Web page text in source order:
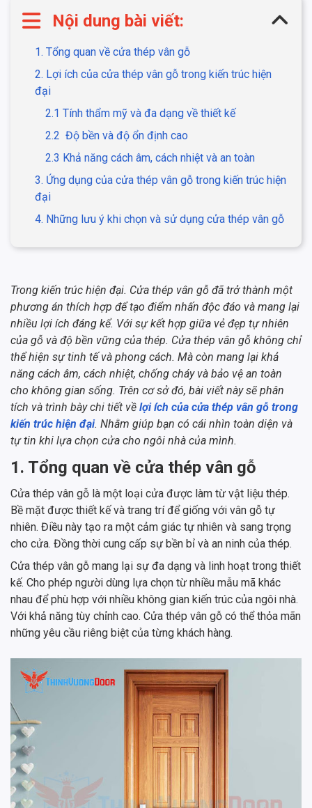
Nội dung bài viết:
1. Tổng quan về cửa thép vân gỗ
2. Lợi ích của cửa thép vân gỗ trong kiến trúc hiện
đại
2.1 Tính thẩm mỹ và đa dạng về thiết kế
2.2 Độ bền và độ ổn định cao
2.3 Khả năng cách âm, cách nhiệt và an toàn
3. Ứng dụng của cửa thép vân gỗ trong kiến trúc hiện
đại
4. Những lưu ý khi chọn và sử dụng cửa thép vân gỗ
Trong kiến trúc hiện đại. Cửa thép vân gỗ đã trở thành một
phương án thích hợp để tạo điểm nhấn độc đáo và mang lại
nhiều lợi ích đáng kể. Với sự kết hợp giữa vẻ đẹp tự nhiên
của gỗ và độ bền vững của thép. Cửa thép vân gỗ không chỉ
thể hiện sự tinh tế và phong cách. Mà còn mang lại khả
năng cách âm, cách nhiệt, chống cháy và bảo vệ an toàn
cho không gian sống. Trên cơ sở đó, bài viết này sẽ phân
tích và trình bày chi tiết về lợi ích của cửa thép vân gỗ trong
kiến trúc hiện đại. Nhằm giúp bạn có cái nhìn toàn diện và
tự tin khi lựa chọn cửa cho ngôi nhà của mình.
1. Tổng quan về cửa thép vân gỗ
Cửa thép vân gỗ là một loại cửa được làm từ vật liệu thép.
Bề mặt được thiết kế và trang trí để giống với vân gỗ tự
nhiên. Điều này tạo ra một cảm giác tự nhiên và sang trọng
cho cửa. Đồng thời cung cấp sự bền bỉ và an ninh của thép.
Cửa thép vân gỗ mang lại sự đa dạng và linh hoạt trong thiết
kế. Cho phép người dùng lựa chọn từ nhiều mẫu mã khác
nhau để phù hợp với nhiều không gian kiến trúc của ngôi nhà.
Với khả năng tùy chỉnh cao. Cửa thép vân gỗ có thể thỏa mãn
những yêu cầu riêng biệt của từng khách hàng.